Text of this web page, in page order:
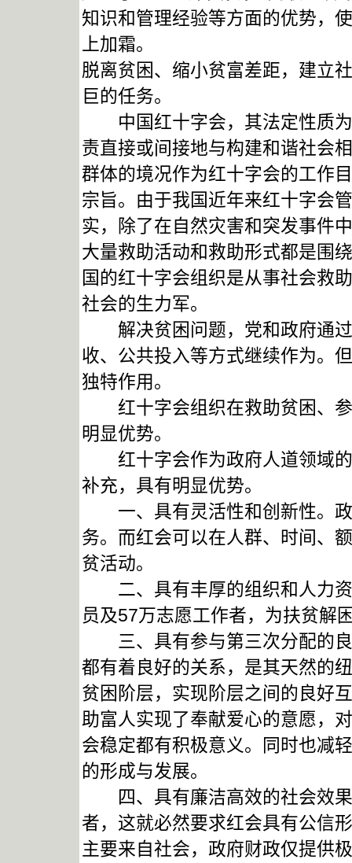
知识和管理经验等方面的优势，
上加霜。
脱离贫困、缩小贫富差距，建立
巨的任务。
中国红十字会，其法定性质为
责直接或间接地与构建和谐社会
群体的境况作为红十字会的工作
宗旨。由于我国近年来红十字会
实，除了在自然灾害和突发事件
大量救助活动和救助形式都是围
国的红十字会组织是从事社会救
社会的生力军。
解决贫困问题，党和政府通过
收、公共投入等方式继续作为。
独特作用。
红十字会组织在救助贫困、参
明显优势。
红十字会作为政府人道领域的
补充，具有明显优势。
一、具有灵活性和创新性。政
务。而红会可以在人群、时间、
贫活动。
二、具有丰厚的组织和人力资
员及57万志愿工作者，为扶贫解
三、具有参与第三次分配的良
都有着良好的关系，是其天然的
贫困阶层，实现阶层之间的良好
助富人实现了奉献爱心的意愿，
会稳定都有积极意义。同时也减
的形成与发展。
四、具有廉洁高效的社会效果
者，这就必然要求红会具有公信
主要来自社会，政府财政仅提供